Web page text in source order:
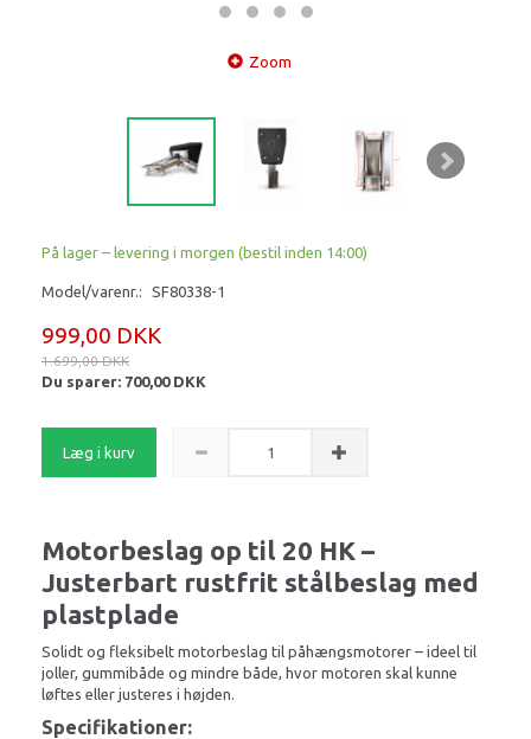
Zoom
På lager – levering i morgen (bestil inden 14:00)
Model/varenr.: SF80338-1
999,00 DKK
1.699,00 DKK
Du sparer: 700,00 DKK
Læg i kurv
Motorbeslag op til 20 HK –
Justerbart rustfrit stålbeslag med
plastplade
Solidt og fleksibelt motorbeslag til påhængsmotorer – ideel til
joller, gummibåde og mindre både, hvor motoren skal kunne
løftes eller justeres i højden.
Specifikationer: